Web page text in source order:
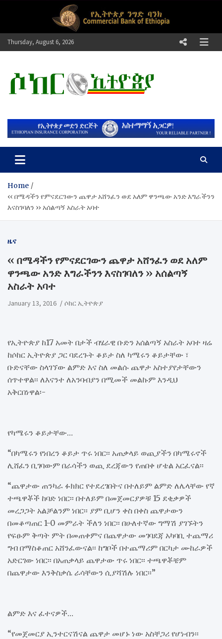
Thursday, August 6, 2026
ሶከር ኢትዮጵያ
Home
‹‹ በሜዳችን የምናደርገውን ጨዋታ አሸንፈን ወደ አለም ዋንጫው አንድ እግራችንን
እናስገባለን ›› አሰልጣኝ አስራት አባተ
ዜና
‹‹ በሜዳችን የምናደርገውን ጨዋታ አሸንፈን ወደ አለም
ዋንጫው አንድ እግራችንን እናስገባለን ›› አሰልጣኝ
አስራት አባተ
January 13, 2016 ሶከር ኢትዮጵያ
የኢትዮጵያ ከ17 አመት በታች ብሄራዊ ቡድን አሰልጣኝ አስራት አባተ ዛሬ
ከሶከር ኢትዮጵያ ጋር ባደረጉት ቆይታ ስለ ካሜሩን ቆይታቸው ፣
ቡድናቸው ስላገኘው ልምድ እና ስለ መልሱ ጨዋታ አስተያየታቸውን
ሰጥተዋል፡፡ ለእናንተ ለአንባብያን በሚመች መልኩም እንዲህ
አቅርበነዋል፡-
የካሜሩን ቆይታቸው…
“በካሜሩን የነበረን ቆይታ ጥሩ ነበር፡፡ አጠቃላይ ወጪያችን በካሜሩኖች
ሊሸፈን ቢገባውም በራሳችን ወጪ ደረጃውን የጠበቀ ሆቴል አርፈናል፡፡
“ጨዋታው ጠንካራ ፉክክር የተደረገበትና በተለይም ልምድ ለሌላቸው የኛ
ተጫዋቾች ከባድ ነበር፡፡ በተለይም በመጀመርያዎቹ 15 ደቂቃዎች
መረጋጋት አልቻልንም ነበር፡፡ ያም ቢሆን ቀስ በቀስ ጨዋታውን
በመቆጣጠር 1-0 መምራት ችለን ነበር፡፡ በሁለተኛው ግማሽ ያገኙትን
የፍፁም ቅጣት ምት በመጠቀምና በጨዋታው መገባደጃ አካባቢ ተጨማሪ
ግብ በማስቆጠር አሸንፈውናል፡፡ ከግቦች በተጨማሪም በርካታ ሙከራዎች
አድርገው ነበር፡፡ በአጠቃላይ ጨዋታው ጥሩ ነበር፡፡ ተጫዋቾቼም
በጨዋታው እንቅስቃሴ ራሳቸውን ሲያሻሽሉ ነበር፡፡”
ልምድ እና ፈተናዎች…
“የመጀመርያ ኢንተርናሽናል ጨዋታ መሆኑ ነው አስቸጋሪ የሆነብን፡፡